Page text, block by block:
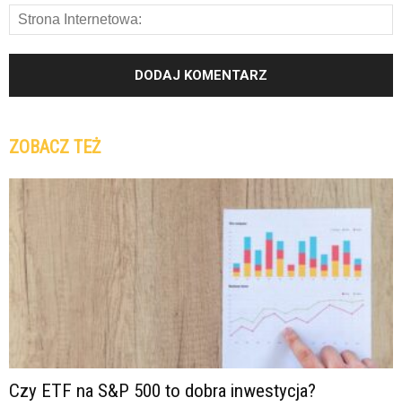
ZOBACZ TEŻ
Czy ETF na S&P 500 to dobra inwestycja?